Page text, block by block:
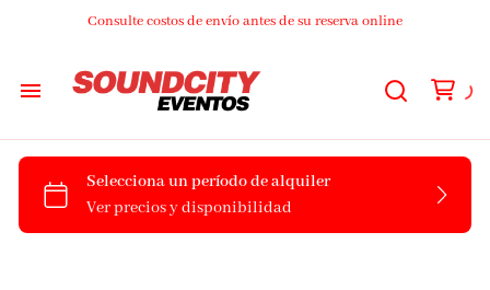
Consulte costos de envío antes de su reserva online
Audio
Luces